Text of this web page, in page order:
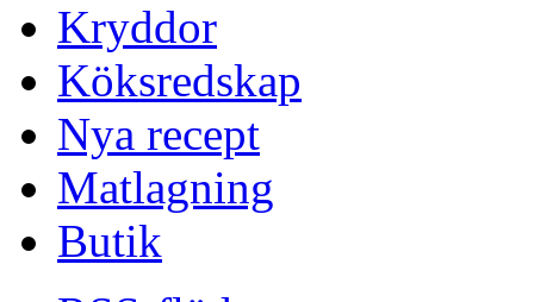
Kryddor
Köksredskap
Nya recept
Matlagning
Butik